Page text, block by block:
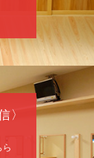
1F全席指
以下前売・
874-315
〉